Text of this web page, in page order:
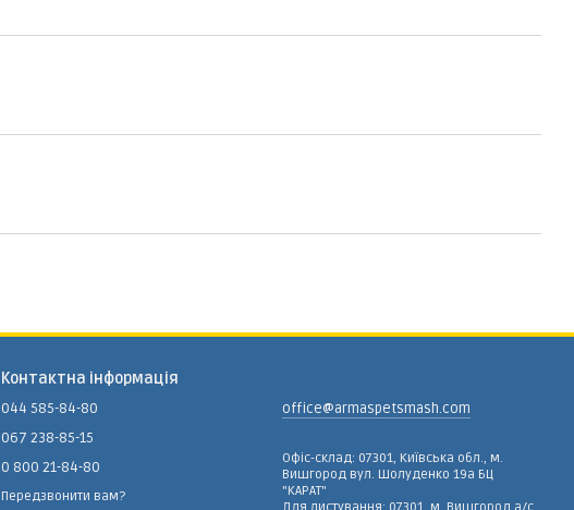
Контактна інформація
044 585-84-80
067 238-85-15
0 800 21-84-80
Передзвонити вам?
office@armaspetsmash.com
Офіс-склад: 07301, Київська обл., м.
Вишгород вул. Шолуденко 19а БЦ
"КАРАТ"